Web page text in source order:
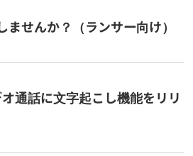
ませんか？（ランサー向け）
オ通話に文字起こし機能をリリ